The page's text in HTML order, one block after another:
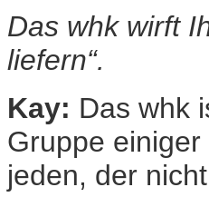
Das whk wirft
liefern“.
Kay: Das whk
Gruppe
jeden, der